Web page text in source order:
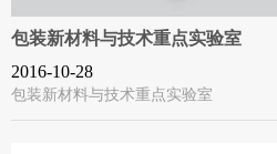
包装新材料与技术重点实验室
2016-10-28
包装新材料与技术重点实验室